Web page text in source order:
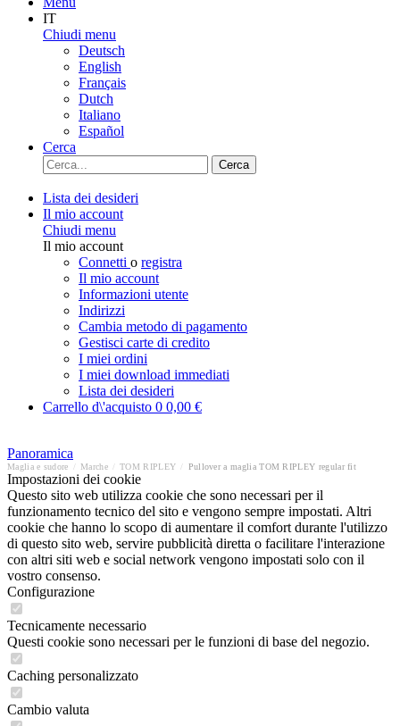
IT
Chiudi menu
Deutsch
English
Français
Dutch
Italiano
Español
Cerca
Cerca
Lista dei desideri
Il mio account
Chiudi menu
Il mio account
Connetti o registra
Il mio account
Informazioni utente
Indirizzi
Cambia metodo di pagamento
Gestisci carte di credito
I miei ordini
I miei download immediati
Lista dei desideri
Carrello d\'acquisto 0 0,00 €
Panoramica
Maglia e sudore Marche TOM RIPLEY Pullover a maglia TOM RIPLEY regular fit
Impostazioni dei cookie
Questo sito web utilizza cookie che sono necessari per il
funzionamento tecnico del sito e vengono sempre impostati. Altri
cookie che hanno lo scopo di aumentare il comfort durante l'utilizzo
di questo sito web, servire pubblicità diretta o facilitare l'interazione
con altri siti web e social network vengono impostati solo con il
vostro consenso.
Configurazione
Tecnicamente necessario
Questi cookie sono necessari per le funzioni di base del negozio.
Caching personalizzato
Cambio valuta